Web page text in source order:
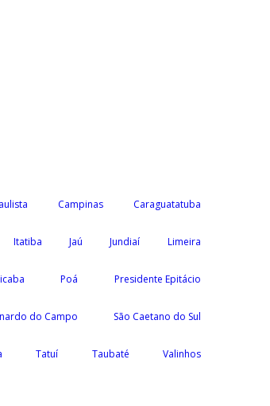
Campinas Caraguatatuba
Itatiba Jaú Jundiaí Limeira
Poá Presidente Epitácio
do Campo São Caetano do Sul
Tatuí Taubaté Valinhos